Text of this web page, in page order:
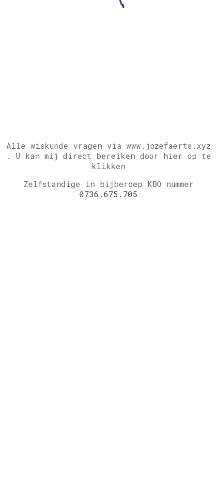
Alle wiskunde vragen via www.jozefaerts.xyz
. U kan mij direct bereiken door hier op te
klikken
Zelfstandige in bijberoep KBO nummer
0736.675.705